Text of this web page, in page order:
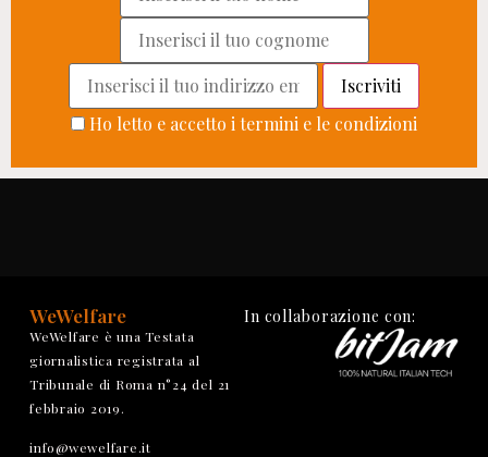
Ho letto e accetto i termini e le condizioni
WeWelfare
WeWelfare è una Testata
giornalistica registrata al
Tribunale di Roma n°24 del 21
febbraio 2019.
info@wewelfare.it
In collaborazione con: